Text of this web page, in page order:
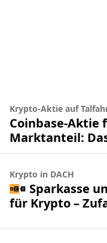
Krypto-Aktie auf
Coinbase-Aktie
Marktanteil:
Krypto in DACH
Sparkasse
für Krypto –